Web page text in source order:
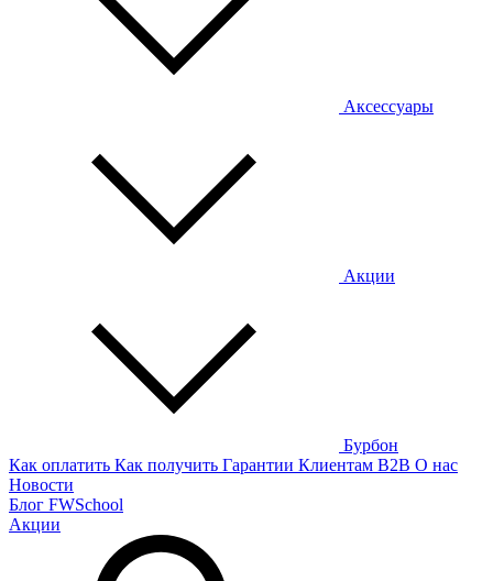
Аксессуары
Акции
Бурбон
Как оплатить Как получить Гарантии Клиентам B2B О нас
Новости
Блог FWSchool
Акции